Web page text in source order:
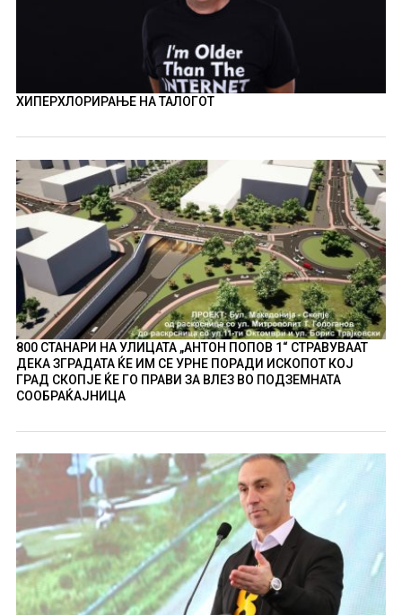
ХИПЕРХЛОРИРАЊЕ НА ТАЛОГОТ
800 СТАНАРИ НА УЛИЦАТА „АНТОН ПОПОВ 1“ СТРАВУВААТ
ДЕКА ЗГРАДАТА ЌЕ ИМ СЕ УРНЕ ПОРАДИ ИСКОПОТ КОЈ
ГРАД СКОПЈЕ ЌЕ ГО ПРАВИ ЗА ВЛЕЗ ВО ПОДЗЕМНАТА
СООБРАЌАЈНИЦА